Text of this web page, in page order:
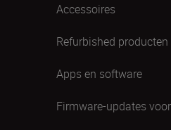
Accessoires
Refurbished producten
Apps en software
Firmware-updates